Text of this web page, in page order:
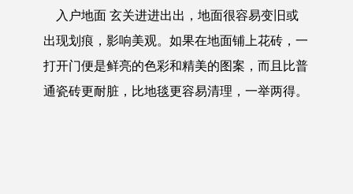
入户地面 玄关进进出出，地面很容易变旧或
出现划痕，影响美观。如果在地面铺上花砖，一
打开门便是鲜亮的色彩和精美的图案，而且比普
通瓷砖更耐脏，比地毯更容易清理，一举两得。